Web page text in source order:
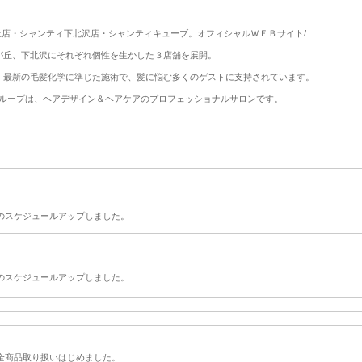
・シャンティ下北沢店・シャンティキューブ。オフィシャルＷＥＢサイト/
丘、下北沢にそれぞれ個性を生かした３店舗を展開。
新の毛髪化学に準じた施術で、髪に悩む多くのゲストに支持されています。
ープは、ヘアデザイン＆ヘアケアのプロフェッショナルサロンです。
ケジュールアップしました。
ケジュールアップしました。
品取り扱いはじめました。